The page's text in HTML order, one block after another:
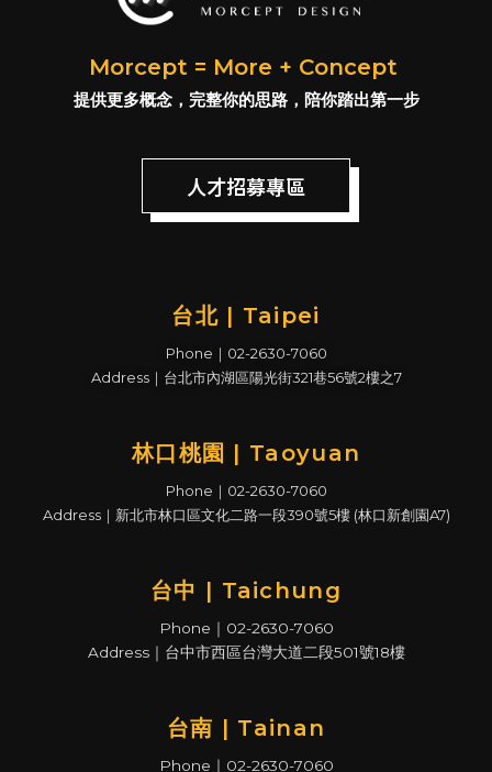
Morcept = More + Concept
提供更多概念，完整你的思路，陪你踏出第一步
人才招募專區
台北 | Taipei
Phone｜02-2630-7060
Address｜台北市內湖區陽光街321巷56號2樓之7
林口桃園 | Taoyuan
Phone｜02-2630-7060
Address｜新北市林口區文化二路一段390號5樓 (林口新創園A7)
台中 | Taichung
Phone｜02-2630-7060
Address｜台中市西區台灣大道二段501號18樓
台南 | Tainan
Phone｜02-2630-7060